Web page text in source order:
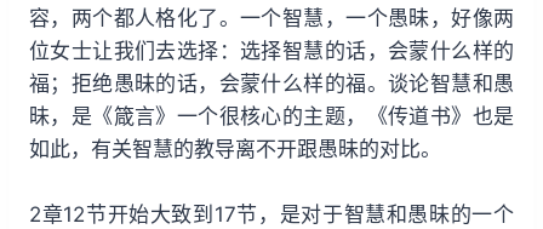
容，两个都人格化了。一个智慧，一个愚昧，好像两
位女士让我们去选择：选择智慧的话，会蒙什么样的
福；拒绝愚昧的话，会蒙什么样的福。谈论智慧和愚
昧，是《箴言》一个很核心的主题，《传道书》也是
如此，有关智慧的教导离不开跟愚昧的对比。
2章12节开始大致到17节，是对于智慧和愚昧的一个